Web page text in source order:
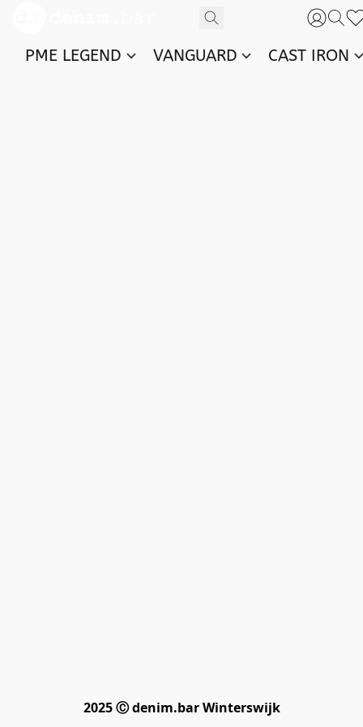
PME LEGEND VANGUARD CAST IRON
2025 Ⓒ denim.bar Winterswijk